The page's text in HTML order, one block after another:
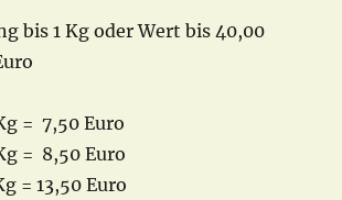
bis 1 Kg oder Wert bis 40,00
= 7,50 Euro
= 8,50 Euro
= 13,50 Euro